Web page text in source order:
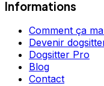
Informations
Comment ça
Devenir
Dogsitter Pro
Blog
Contact